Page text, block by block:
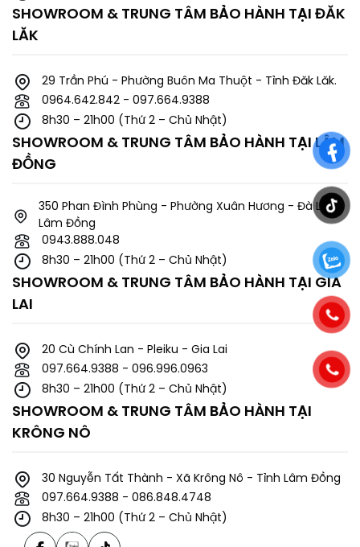
SHOWROOM & TRUNG TÂM BẢO HÀNH TẠI ĐĂK
LĂK
29 Trần Phú - Phường Buôn Ma Thuột - Tỉnh Đăk Lăk.
0964.642.842 - 097.664.9388
8h30 – 21h00 (Thứ 2 – Chủ Nhật)
SHOWROOM & TRUNG TÂM BẢO HÀNH TẠI LÂM
ĐỒNG
350 Phan Đình Phùng - Phường Xuân Hương - Đà Lạt -
Lâm Đồng
0943.888.048
8h30 – 21h00 (Thứ 2 – Chủ Nhật)
SHOWROOM & TRUNG TÂM BẢO HÀNH TẠI GIA
LAI
20 Cù Chính Lan - Pleiku - Gia Lai
097.664.9388 - 096.996.0963
8h30 – 21h00 (Thứ 2 – Chủ Nhật)
SHOWROOM & TRUNG TÂM BẢO HÀNH TẠI
KRÔNG NÔ
30 Nguyễn Tất Thành - Xã Krông Nô - Tỉnh Lâm Đồng
097.664.9388 - 086.848.4748
8h30 – 21h00 (Thứ 2 – Chủ Nhật)